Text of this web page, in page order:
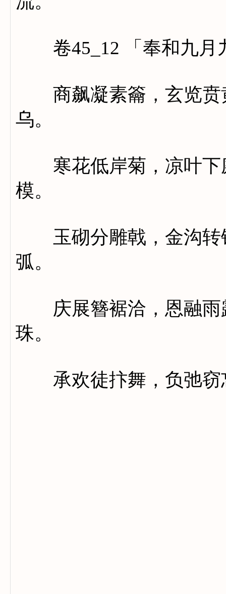
卷45_12 「奉和九月
商飙凝素籥，玄览贲
乌。
寒花低岸菊，凉叶下
模。
玉砌分雕戟，金沟转
弧。
庆展簪裾洽，恩融雨
珠。
承欢徒抃舞，负弛窃